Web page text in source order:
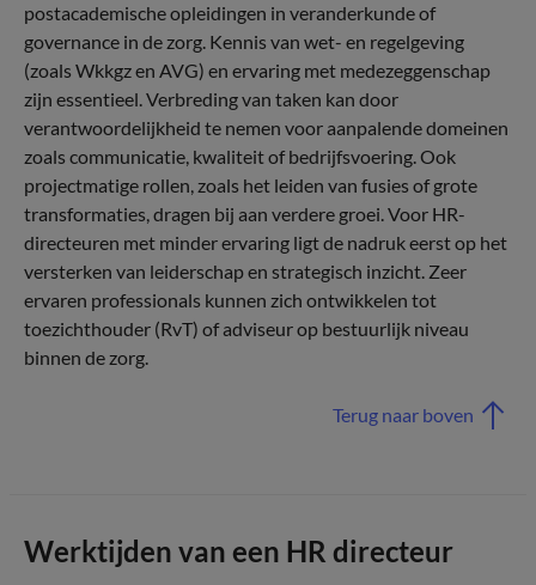
postacademische opleidingen in veranderkunde of
governance in de zorg. Kennis van wet- en regelgeving
(zoals Wkkgz en AVG) en ervaring met medezeggenschap
zijn essentieel. Verbreding van taken kan door
verantwoordelijkheid te nemen voor aanpalende domeinen
zoals communicatie, kwaliteit of bedrijfsvoering. Ook
projectmatige rollen, zoals het leiden van fusies of grote
transformaties, dragen bij aan verdere groei. Voor HR-
directeuren met minder ervaring ligt de nadruk eerst op het
versterken van leiderschap en strategisch inzicht. Zeer
ervaren professionals kunnen zich ontwikkelen tot
toezichthouder (RvT) of adviseur op bestuurlijk niveau
binnen de zorg.
Terug naar boven
Werktijden van een HR directeur